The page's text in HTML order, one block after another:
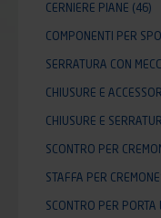
CERNIERE PIANE (46)
COMPONENTI PER
SERRATURA CON
CHIUSURE E ACCESSORI
CHIUSURE E
SCONTRO PER
STAFFA PER
SCONTRO PER PORTA